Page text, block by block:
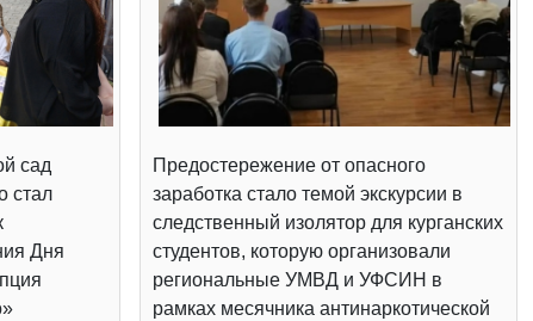
сад
стал
Дня
Предостережение от опасного
заработка стало темой экскурсии в
следственный изолятор для курганских
студентов, которую организовали
региональные УМВД и УФСИН в
рамках месячника антинаркотической